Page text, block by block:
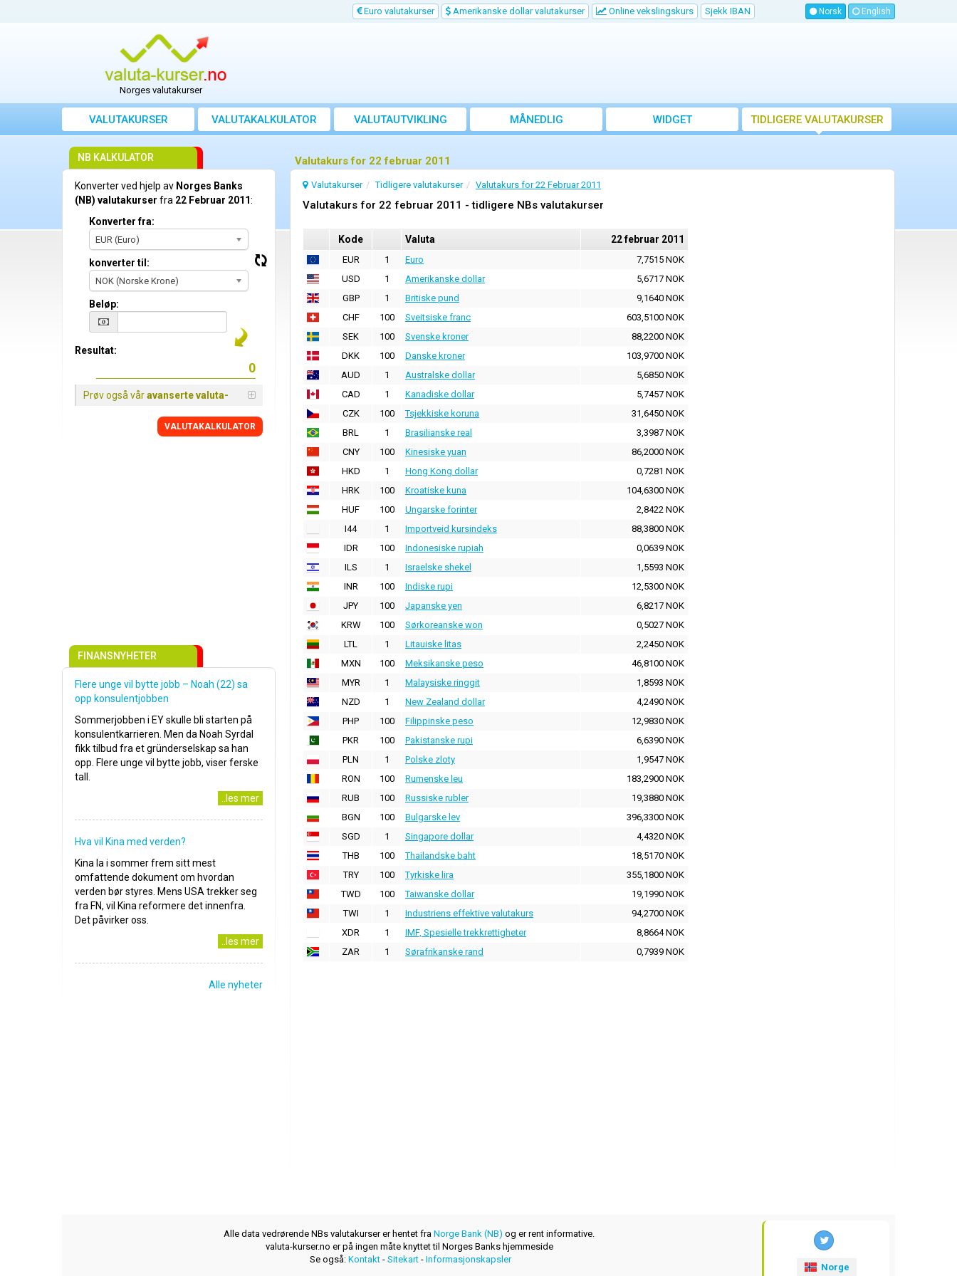
Euro valutakurser Amerikanske dollar valutakurser Online vekslingskurs Sjekk IBAN Norsk English
Norges valutakurser
VALUTAKURSER VALUTAKALKULATOR VALUTAUTVIKLING
MÅNEDLIG
GJENNOMSNITTSKURS
WIDGET TIDLIGERE VALUTAKURSER
Valutakurs for 22 februar 2011
Valutakurser Tidligere valutakurser Valutakurs for 22 Februar 2011
Valutakurs for 22 februar 2011 - tidligere NBs valutakurser
Kode Valuta 22 februar 2011
EUR 1 Euro
7,7515 NOK
USD
1 Amerikanske dollar
5,6717 NOK
GBP
1 Britiske pund
9,1640 NOK
CHF
100 Sveitsiske franc
603,5100 NOK
SEK
100 Svenske kroner
88,2200 NOK
DKK
100 Danske kroner
103,9700 NOK
AUD
1 Australske dollar
5,6850 NOK
CAD
1 Kanadiske dollar
5,7457 NOK
CZK
100 Tsjekkiske koruna
31,6450 NOK
BRL
1 Brasilianske real
3,3987 NOK
CNY
100 Kinesiske yuan
86,2000 NOK
HKD
1 Hong Kong dollar
0,7281 NOK
HRK
100 Kroatiske kuna
104,6300 NOK
HUF
100 Ungarske forinter
2,8422 NOK
I44
1 Importveid kursindeks
88,3800 NOK
IDR
100 Indonesiske rupiah
0,0639 NOK
ILS
1 Israelske shekel
1,5593 NOK
INR
100 Indiske rupi
12,5300 NOK
JPY
100 Japanske yen
6,8217 NOK
KRW
100 Sørkoreanske won
0,5027 NOK
LTL
1 Litauiske litas
2,2450 NOK
MXN
100 Meksikanske peso
46,8100 NOK
MYR
1 Malaysiske ringgit
1,8593 NOK
NZD
1 New Zealand dollar
4,2490 NOK
PHP
100 Filippinske peso
12,9830 NOK
PKR
100 Pakistanske rupi
6,6390 NOK
PLN
1 Polske zloty
1,9547 NOK
RON
100 Rumenske leu
183,2900 NOK
RUB
100 Russiske rubler
19,3880 NOK
BGN
100 Bulgarske lev
396,3300 NOK
SGD
1 Singapore dollar
4,4320 NOK
THB
100 Thailandske baht
18,5170 NOK
TRY
100 Tyrkiske lira
355,1800 NOK
TWD
100 Taiwanske dollar
19,1990 NOK
TWI
1 Industriens effektive valutakurs
94,2700 NOK
XDR
1 IMF, Spesielle trekkrettigheter
8,8664 NOK
ZAR
1 Sørafrikanske rand 0,7939 NOK
NB KALKULATOR
Konverter ved hjelp av Norges Banks
(NB) valutakurser fra 22 Februar 2011:
Konverter fra:
EUR (Euro)
konverter til:
NOK (Norske Krone)
Beløp:
Resultat:
Prøv også våravanserte valuta-
VALUTAKALKULATOR
FINANSNYHETER
Flere unge vil bytte jobb – Noah (22) sa
opp konsulentjobben
Sommerjobben i EY skulle bli starten på
konsulentkarrieren. Men da Noah Syrdal
fikk tilbud fra et gründerselskap sa han
opp. Flere unge vil bytte jobb, viser ferske
tall.
..les mer
Hva vil Kina med verden?
Kina la i sommer frem sitt mest
omfattende dokument om hvordan
verden bør styres. Mens USA trekker seg
fra FN, vil Kina reformere det innenfra.
Det påvirker oss.
..les mer
Alle nyheter
Alle data vedrørende NBs valutakurser er hentet fra Norge Bank (NB) og er rent informative.
valuta-kurser.no er på ingen måte knyttet til Norges Banks hjemmeside
Se også: Kontakt- Sitekart- Informasjonskapsler
Norge